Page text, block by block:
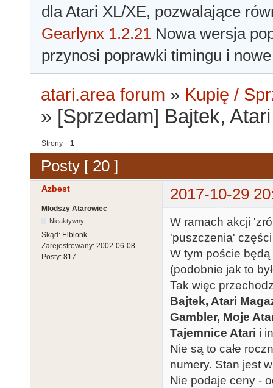
dla Atari XL/XE, pozwalające
Gearlynx 1.2.21 Nowa wersja
przynosi poprawki timingu i
atari.area forum » Kupię /
» [Sprzedam] Bajtek,
Strony 1
Posty [ 20 ]
Azbest 2017-10-29
Młodszy Atarowiec
Nieaktywny
Skąd: Elblonk
Zarejestrowany: 2002-06-08
Posty: 817
W ramach akcji
'puszczenia'
W tym poście
(podobnie jak to
Tak więc
Bajtek, Atari
Gambler, Moje
Tajemnice Atari i
Nie są to całe
numery. Stan jest
Nie podaje ceny -